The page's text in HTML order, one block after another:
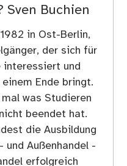
Sven Buchien
in Ost-Berlin,
der sich für
interessiert und
Ende bringt.
was Studieren
beendet hat.
die Ausbildung
und Außenhandel -
erfolgreich